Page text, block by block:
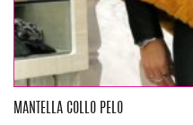
MANTELLA COLLO PELO